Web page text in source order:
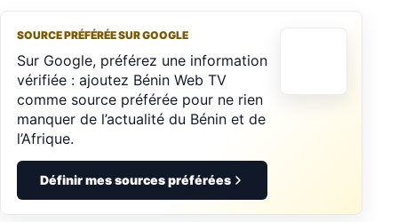
SOURCE PRÉFÉRÉE SUR GOOGLE
Sur Google, préférez une information
vérifiée : ajoutez Bénin Web TV
comme source préférée pour ne rien
manquer de l’actualité du Bénin et de
l’Afrique.
Définir mes sources préférées